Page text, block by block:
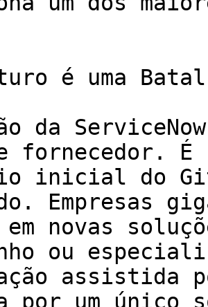
é uma
da
fornecedor. É
inicial do
Empresas
novas
ou
assistida
por um único